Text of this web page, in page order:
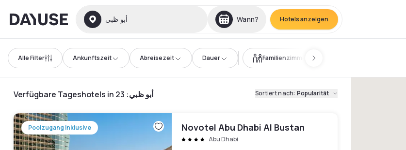
Dayuse أبو ظبي Wann? Hotels anzeigen
Alle Filter Ankunftszeit Abreisezeit Dauer Familienzimmer
Verfügbare Tageshotels in أبو ظبي:
23 Sortiert nach: Popularität
Poolzugang inklusive Novotel Abu Dhabi Al Bustan
Abu Dhabi